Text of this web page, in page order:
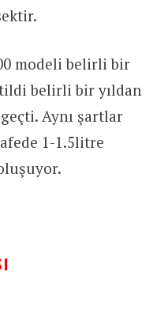
modeli belirli bir
belirli bir yıldan
Aynı şartlar
1-1.5litre